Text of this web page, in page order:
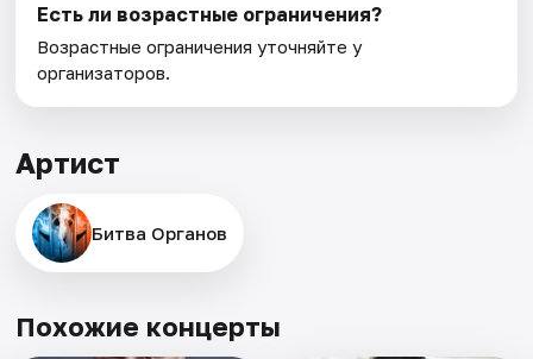
Есть ли возрастные ограничения?
Возрастные ограничения уточняйте у
организаторов.
Артист
Битва Органов
Похожие концерты